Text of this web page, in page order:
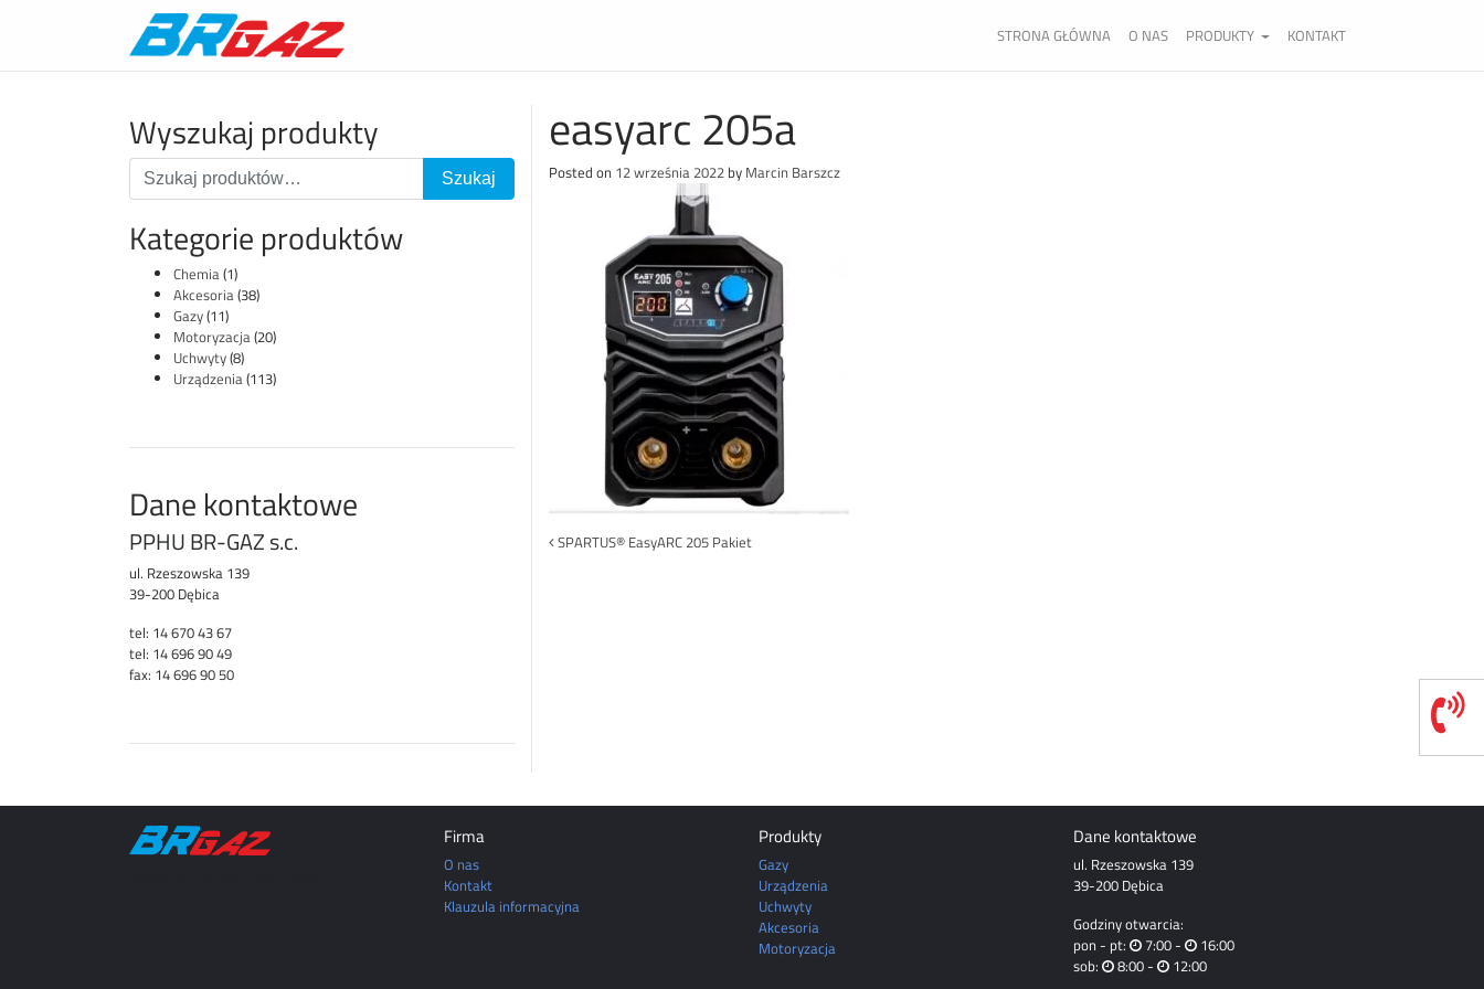
STRONA GŁÓWNA O NAS PRODUKTY KONTAKT
Wyszukaj produkty
Kategorie produktów
Chemia(1)
Akcesoria(38)
Gazy(11)
Motoryzacja(20)
Uchwyty(8)
Urządzenia(113)
Dane kontaktowe
PPHU BR-GAZ s.c.
ul. Rzeszowska 139
39-200 Dębica
tel: 14 670 43 67
tel: 14 696 90 49
fax: 14 696 90 50
easyarc 205a
Posted on 12 września 2022by Marcin Barszcz
Post
SPARTUS® EasyARC 205 Pakiet
Firma
O nas
Kontakt
Klauzula informacyjna
Produkty
Gazy
Urządzenia
Uchwyty
Akcesoria
Motoryzacja
Dane kontaktowe
ul. Rzeszowska 139
39-200 Dębica
Godziny otwarcia:
pon - pt:
7:00 -
16:00
sob:
8:00 - 12:00